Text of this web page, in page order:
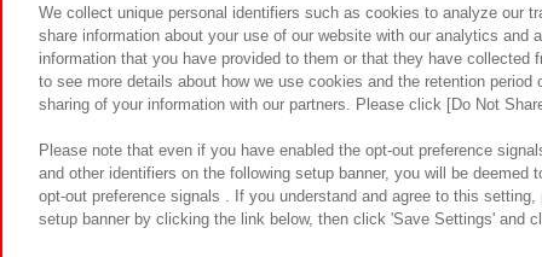
食品のご
We collect unique personal identifiers such as cookies to analyze our
share information about your use of our website with our analytics and
information that you have provided to them or that they have
to see more details about how we use cookies and the retention
sharing of your information with our partners. Please click [Do Not
Please note that even if you have enabled the opt-out preference
and other identifiers on the following setup banner, you will be
opt-out preference signals . If you understand and agree to this
setup banner by clicking the link below, then click 'Save Settings' and